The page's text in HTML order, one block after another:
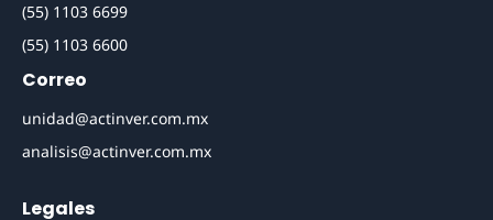
(55) 1103 6699
(55) 1103 6600
Correo
unidad@actinver.com.mx
analisis@actinver.com.mx
Legales